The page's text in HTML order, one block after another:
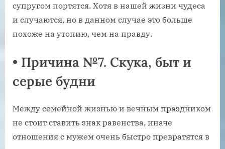
супругом портятся. Хотя в нашей жизни чудеса
и случаются, но в данном случае это больше
похоже на утопию, чем на правду.
• Причина №7. Скука, быт и
серые будни
Между семейной жизнью и вечным праздником
не стоит ставить знак равенства, иначе
отношения с мужем очень быстро превратятся в